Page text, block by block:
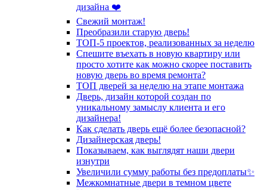
дизайна ❤️
Свежий монтаж!
Преобразили старую дверь!
ТОП-5 проектов, реализованных за неделю
Спешите въехать в новую квартиру или
просто хотите как можно скорее поставить
новую дверь во время ремонта?
ТОП дверей за неделю на этапе монтажа
Дверь, дизайн которой создан по
уникальному замыслу клиента и его
дизайнера!
Как сделать дверь ещё более безопасной?
Дизайнерская дверь!
Показываем, как выглядят наши двери
изнутри
Увеличили сумму работы без предоплаты✨
Межкомнатные двери в темном цвете